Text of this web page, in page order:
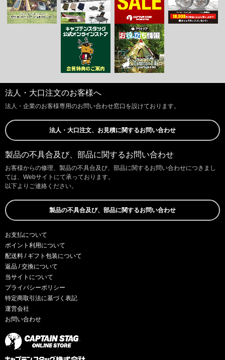
法人・大口注文のお客様へ
法人・企業のお客様専用のお問い合わせ窓口を設けております。
法人・大口注文、お見積に関するお問い合わせ
製品の不具合及び、部品に関するお問い合わせ
お客様からの修理、製品の不具合及び、部品に関するお問い合わせにつきまし
ては、Webサイトにて承っております。
以下よりご連絡ください。
製品の不具合及び、部品に関するお問い合わせ
お支払について
ポイント利用について
配送料 / ギフト包装について
返品 / 交換について
当サイトについて
プライバシーポリシー
特定商取引法に基づく表記
運営会社
お問い合わせ